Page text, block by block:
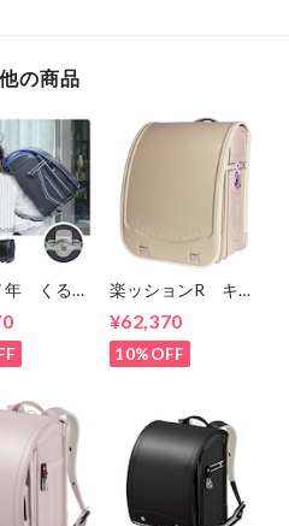
の商品
プモダ
男
モトのラ
無料
楽ッションR キラ
セル 水野鞄 女の
子 90001 ６年
間保証 送料無料
¥62,370
10%OFF